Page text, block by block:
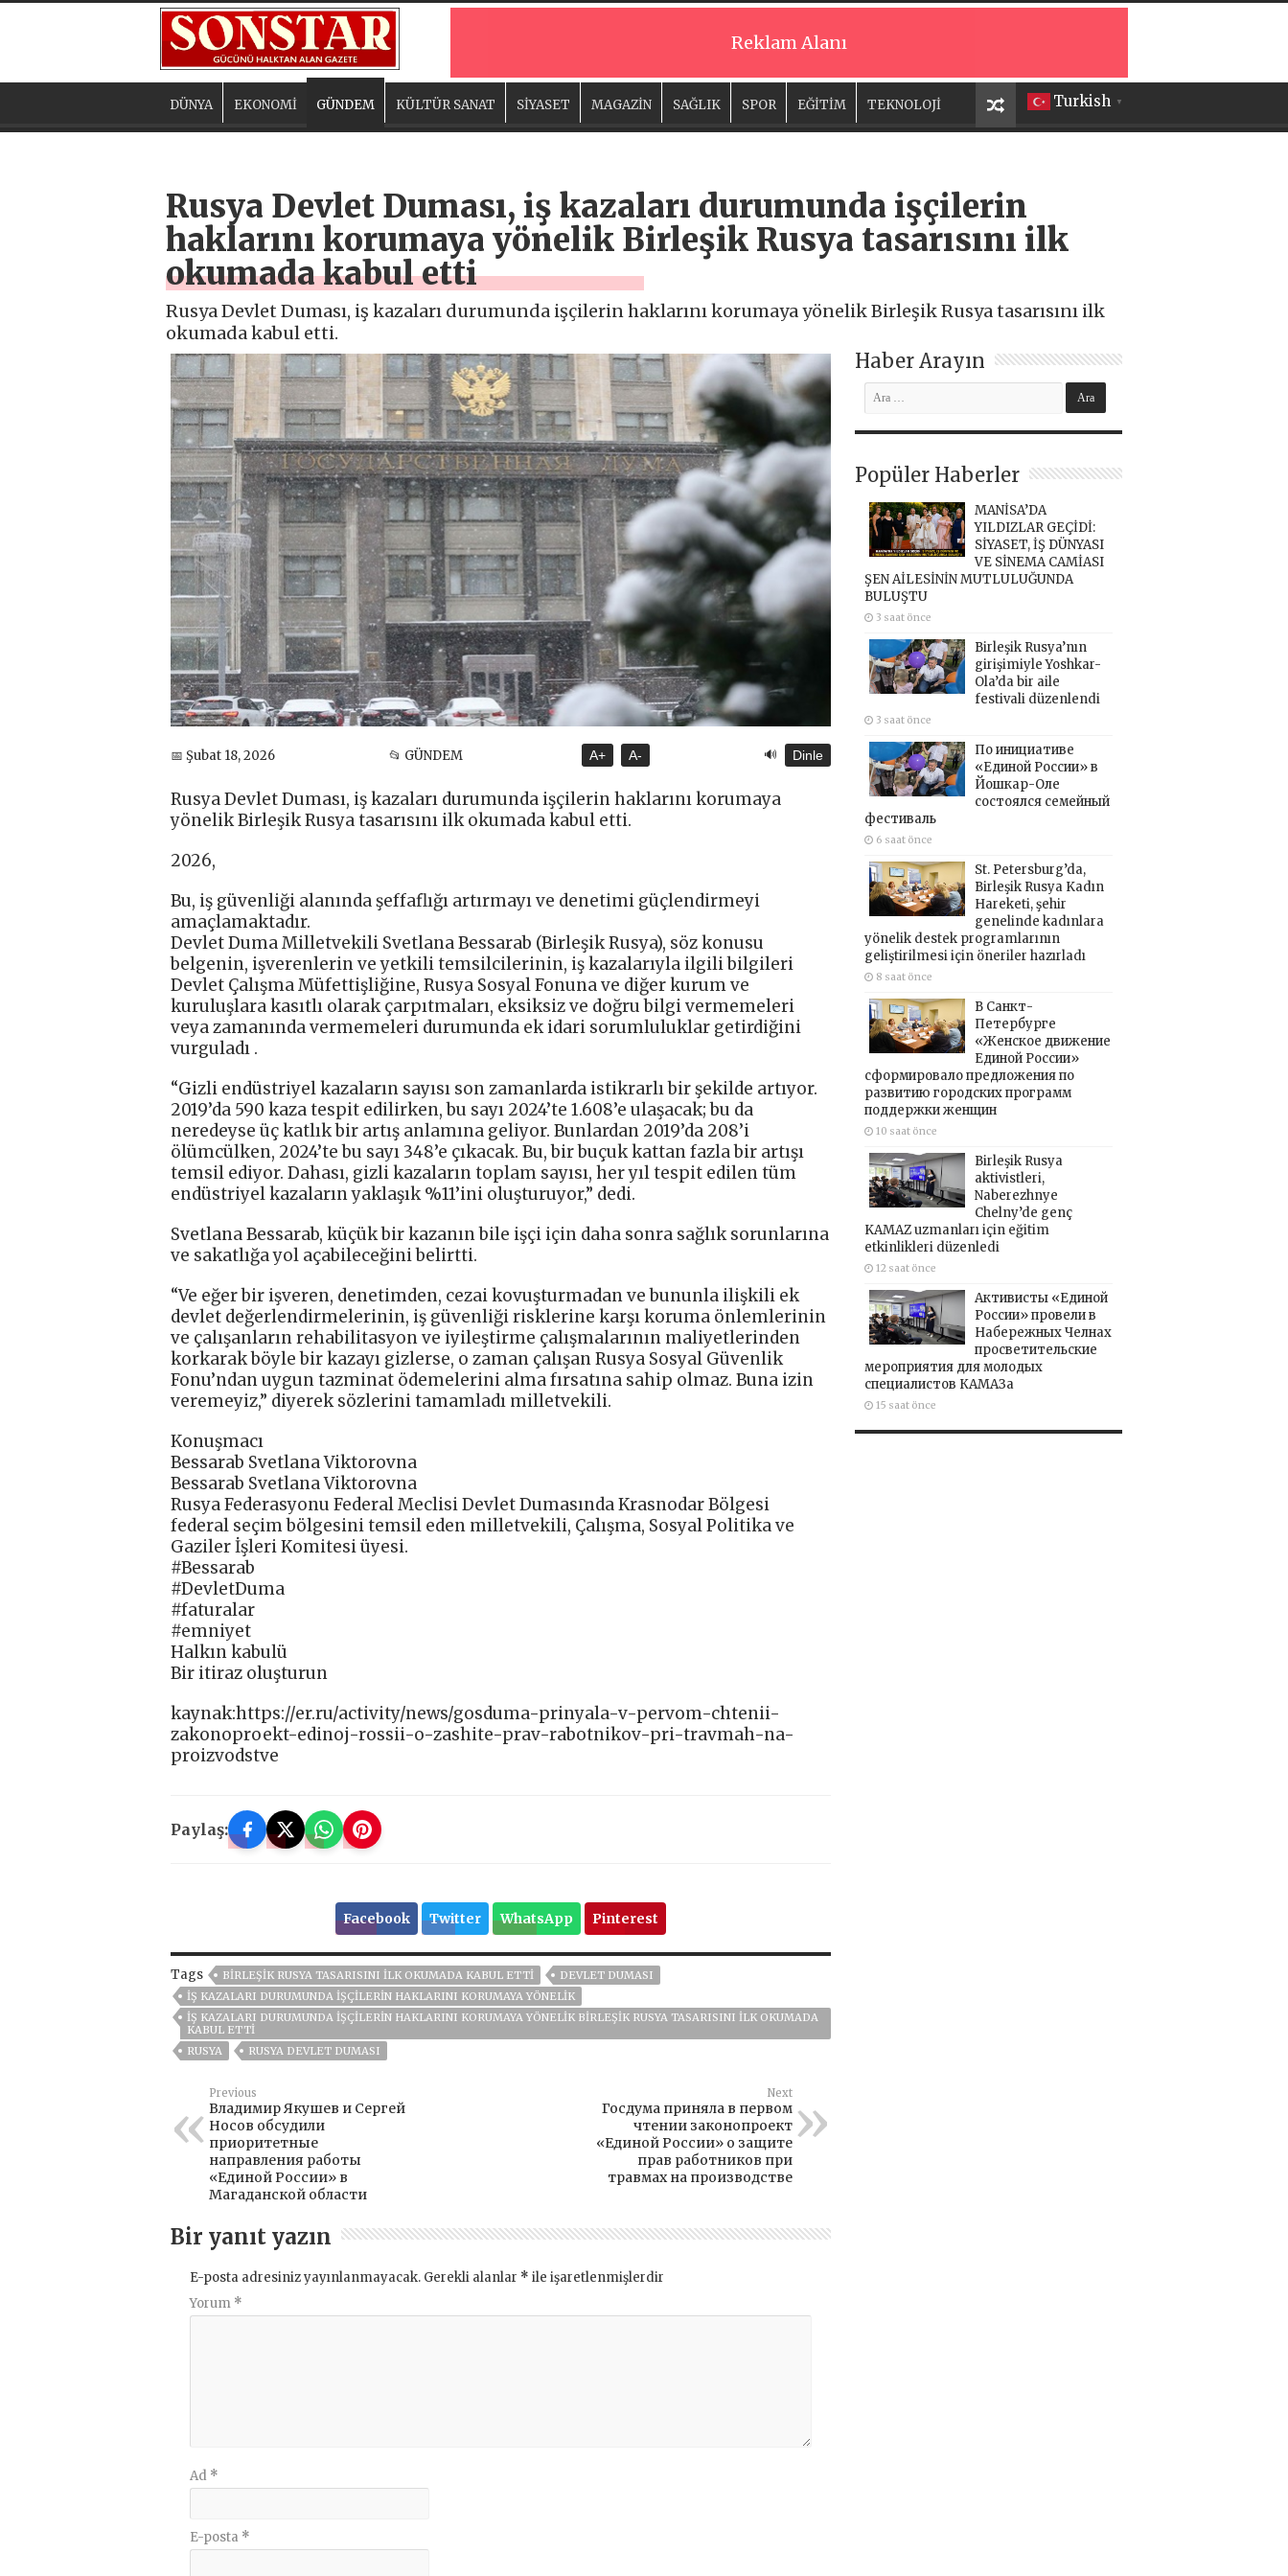
Reklam Alanı
Turkish ▼
DÜNYA EKONOMİ GÜNDEM KÜLTÜR SANAT SİYASET MAGAZİN SAĞLIK SPOR EĞİTİM TEKNOLOJİ
Rusya Devlet Duması, iş kazaları durumunda işçilerin
haklarını korumaya yönelik Birleşik Rusya tasarısını ilk
okumada kabul etti
Rusya Devlet Duması, iş kazaları durumunda işçilerin haklarını korumaya yönelik Birleşik Rusya tasarısını ilk
okumada kabul etti.
📅 Şubat 18, 2026 📂 GÜNDEM A+ A- 🔊 Dinle
Rusya Devlet Duması, iş kazaları durumunda işçilerin haklarını korumaya
yönelik Birleşik Rusya tasarısını ilk okumada kabul etti.
2026,
Bu, iş güvenliği alanında şeffaflığı artırmayı ve denetimi güçlendirmeyi
amaçlamaktadır.
Devlet Duma Milletvekili Svetlana Bessarab (Birleşik Rusya), söz konusu
belgenin, işverenlerin ve yetkili temsilcilerinin, iş kazalarıyla ilgili bilgileri
Devlet Çalışma Müfettişliğine, Rusya Sosyal Fonuna ve diğer kurum ve
kuruluşlara kasıtlı olarak çarpıtmaları, eksiksiz ve doğru bilgi vermemeleri
veya zamanında vermemeleri durumunda ek idari sorumluluklar getirdiğini
vurguladı .
“Gizli endüstriyel kazaların sayısı son zamanlarda istikrarlı bir şekilde artıyor.
2019’da 590 kaza tespit edilirken, bu sayı 2024’te 1.608’e ulaşacak; bu da
neredeyse üç katlık bir artış anlamına geliyor. Bunlardan 2019’da 208’i
ölümcülken, 2024’te bu sayı 348’e çıkacak. Bu, bir buçuk kattan fazla bir artışı
temsil ediyor. Dahası, gizli kazaların toplam sayısı, her yıl tespit edilen tüm
endüstriyel kazaların yaklaşık %11’ini oluşturuyor,” dedi.
Svetlana Bessarab, küçük bir kazanın bile işçi için daha sonra sağlık sorunlarına
ve sakatlığa yol açabileceğini belirtti.
“Ve eğer bir işveren, denetimden, cezai kovuşturmadan ve bununla ilişkili ek
devlet değerlendirmelerinin, iş güvenliği risklerine karşı koruma önlemlerinin
ve çalışanların rehabilitasyon ve iyileştirme çalışmalarının maliyetlerinden
korkarak böyle bir kazayı gizlerse, o zaman çalışan Rusya Sosyal Güvenlik
Fonu’ndan uygun tazminat ödemelerini alma fırsatına sahip olmaz. Buna izin
veremeyiz,” diyerek sözlerini tamamladı milletvekili.
Konuşmacı
Bessarab Svetlana Viktorovna
Bessarab Svetlana Viktorovna
Rusya Federasyonu Federal Meclisi Devlet Dumasında Krasnodar Bölgesi
federal seçim bölgesini temsil eden milletvekili, Çalışma, Sosyal Politika ve
Gaziler İşleri Komitesi üyesi.
#Bessarab
#DevletDuma
#faturalar
#emniyet
Halkın kabulü
Bir itiraz oluşturun
kaynak:https://er.ru/activity/news/gosduma-prinyala-v-pervom-chtenii-
zakonoproekt-edinoj-rossii-o-zashite-prav-rabotnikov-pri-travmah-na-
proizvodstve
Paylaş:
Facebook Twitter WhatsApp Pinterest
Tags BIRLEŞIK RUSYA TASARISINI ILK OKUMADA KABUL ETTI
DEVLET DUMASI
IŞ KAZALARI DURUMUNDA IŞÇILERIN HAKLARINI KORUMAYA YÖNELIK
IŞ KAZALARI DURUMUNDA IŞÇILERIN HAKLARINI KORUMAYA YÖNELIK BIRLEŞIK RUSYA TASARISINI ILK OKUMADA
KABUL ETTI
RUSYA
RUSYA DEVLET DUMASI
Previous
Владимир Якушев и Сергей
Носов обсудили
приоритетные
направления работы
«Единой России» в
Магаданской области
Next
Госдума приняла в первом
чтении законопроект
«Единой России» о защите
прав работников при
травмах на производстве
Bir yanıt yazın
E-posta adresiniz yayınlanmayacak. Gerekli alanlar * ile işaretlenmişlerdir
Yorum *
Ad *
E-posta *
Haber Arayın
Popüler Haberler
MANİSA’DA
YILDIZLAR GEÇİDİ:
SİYASET, İŞ DÜNYASI
VE SİNEMA CAMİASI
ŞEN AİLESİNİN MUTLULUĞUNDA
BULUŞTU
3 saat önce
Birleşik Rusya’nın
girişimiyle Yoshkar-
Ola’da bir aile
festivali düzenlendi
3 saat önce
По инициативе
«Единой России» в
Йошкар-Оле
состоялся семейный
фестиваль
6 saat önce
St. Petersburg’da,
Birleşik Rusya Kadın
Hareketi, şehir
genelinde kadınlara
yönelik destek programlarının
geliştirilmesi için öneriler hazırladı
8 saat önce
В Санкт-
Петербурге
«Женское движение
Единой России»
сформировало предложения по
развитию городских программ
поддержки женщин
10 saat önce
Birleşik Rusya
aktivistleri,
Naberezhnye
Chelny’de genç
KAMAZ uzmanları için eğitim
etkinlikleri düzenledi
12 saat önce
Активисты «Единой
России» провели в
Набережных Челнах
просветительские
мероприятия для молодых
специалистов КАМАЗа
15 saat önce